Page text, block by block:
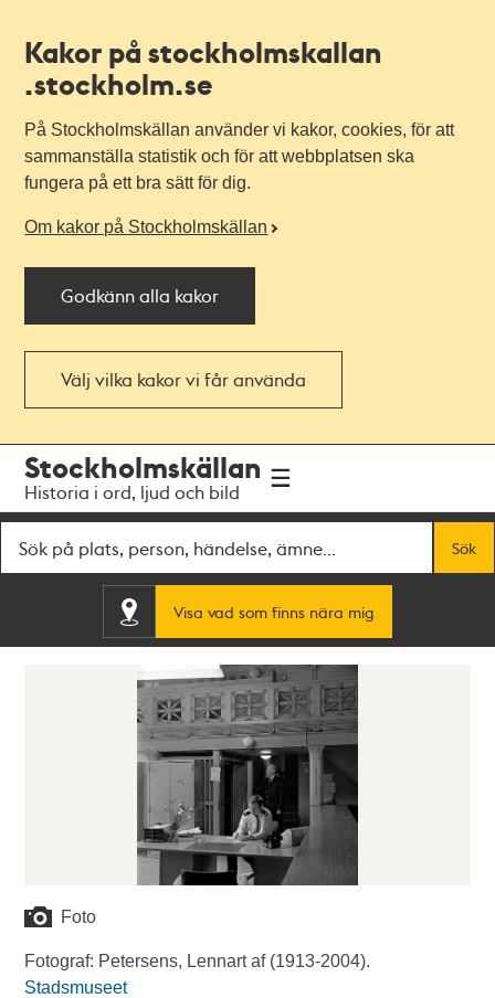
Kakor på stockholmskallan
.stockholm.se
På Stockholmskällan använder vi kakor, cookies, för att
sammanställa statistik och för att webbplatsen ska
fungera på ett bra sätt för dig.
Om kakor på Stockholmskällan
Godkänn alla kakor
Välj vilka kakor vi får använda
navigationen
huvudinnehållet
Stockholmskällan
Historia i ord, ljud och bild
Sök
Visa vad som finns nära mig
Foto
Fotograf: Petersens, Lennart af (1913-2004).
Stadsmuseet